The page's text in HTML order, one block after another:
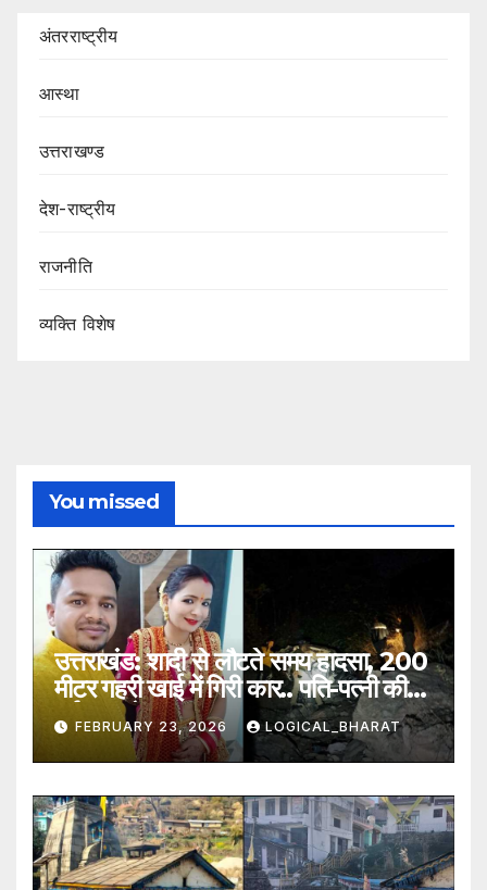
अंतरराष्ट्रीय
आस्था
उत्तराखण्ड
देश-राष्ट्रीय
राजनीति
व्यक्ति विशेष
You missed
उत्तराखंड: शादी से लौटते समय हादसा, 200
मीटर गहरी खाई में गिरी कार.. पति-पत्नी की
दर्दनाक मौत
FEBRUARY 23, 2026 LOGICAL_BHARAT